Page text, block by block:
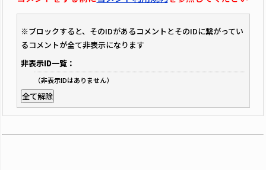
※ブロックすると、そのIDがあるコメントとそのIDに繋がってい
るコメントが全て非表示になります
非表示ID一覧：
（非表示IDはありません）
全て解除